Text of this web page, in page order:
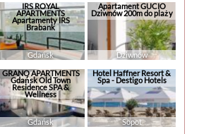
IRS ROYAL
APARTMENTS
Apartamenty IRS
Brabank
Gdańsk
Apartament GUCIO
Dziwnów 200m do plaży
Dziwnów
GRANO APARTMENTS
Gdańsk Old Town
Residence SPA &
Wellness
Gdańsk
Hotel Haffner Resort &
Spa - Destigo Hotels
Sopot